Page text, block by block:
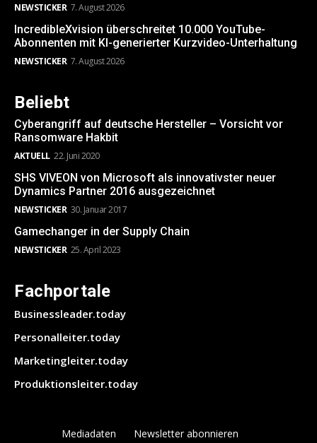
NEWSTICKER 7. August 2026
IncredibleXvision überschreitet 10.000 YouTube-
Abonnenten mit KI-generierter Kurzvideo-Unterhaltung
NEWSTICKER 7. August 2026
Beliebt
Cyberangriff auf deutsche Hersteller – Vorsicht vor
Ransomware Hakbit
AKTUELL 22. Juni 2020
SHS VIVEON von Microsoft als innovativster neuer
Dynamics Partner 2016 ausgezeichnet
NEWSTICKER 30. Januar 2017
Gamechanger in der Supply Chain
NEWSTICKER 25. April 2023
Fachportale
Businessleader.today
Personalleiter.today
Marketingleiter.today
Produktionsleiter.today
Mediadaten Newsletter abonnieren